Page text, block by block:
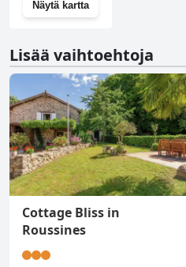
Näytä kartta
Lisää vaihtoehtoja
Cottage Bliss in
Roussines